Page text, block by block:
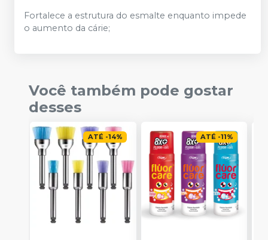
Fortalece a estrutura do esmalte enquanto impede
o aumento da cárie;
Você também pode gostar
desses
ATÉ -14% ATÉ -11%